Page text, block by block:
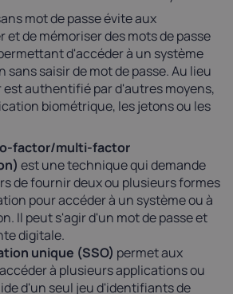
mot de passe évite aux
de mémoriser des mots de passe
d'accéder à un système
sans saisir de mot de passe. Au lieu
authentifié par d'autres moyens,
biométrique, les jetons ou les
factor/multi-factor
est une technique qui demande
de fournir deux ou plusieurs formes
pour accéder à un système ou à
Il peut s'agir d'un mot de passe et
digitale.
unique (SSO) permet aux
à plusieurs applications ou
d'un seul jeu d'identifiants de